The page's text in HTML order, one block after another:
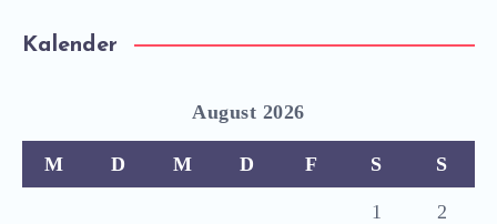
Kalender
August 2026
M D M D F S S
1 2